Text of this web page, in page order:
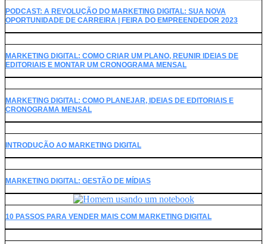
PODCAST: A REVOLUÇÃO DO MARKETING DIGITAL: SUA NOVA
OPORTUNIDADE DE CARREIRA | FEIRA DO EMPREENDEDOR 2023
MARKETING DIGITAL: COMO CRIAR UM PLANO, REUNIR IDEIAS DE
EDITORIAIS E MONTAR UM CRONOGRAMA MENSAL
MARKETING DIGITAL: COMO PLANEJAR, IDEIAS DE EDITORIAIS E
CRONOGRAMA MENSAL
INTRODUÇÃO AO MARKETING DIGITAL
MARKETING DIGITAL: GESTÃO DE MÍDIAS
10 PASSOS PARA VENDER MAIS COM MARKETING DIGITAL